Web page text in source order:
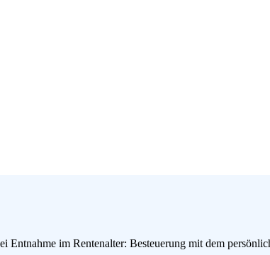
im Rentenalter: Besteuerung mit dem